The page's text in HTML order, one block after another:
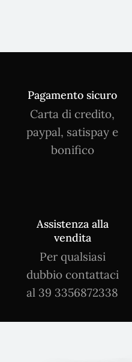
Pagamento sicuro
Carta di credito,
paypal, satispay e
bonifico
Assistenza alla
vendita
Per qualsiasi
dubbio contattaci
al 39 3356872338